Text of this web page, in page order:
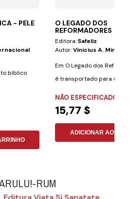
- PELE
bíblico
O LEGADO DOS
REFORMADORES
Editora:Safeliz
Autor:Vinicius A. Miranda
Em O Legado dos
é transportado para um
NÃO ESPECIFICADO
15,77 $
ADICIONAR AO
RUM